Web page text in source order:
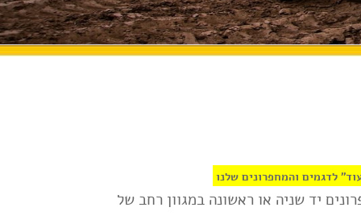
לדגמים והמחפרונים שלנו
יד שניה או ראשונה במגוון רחב של